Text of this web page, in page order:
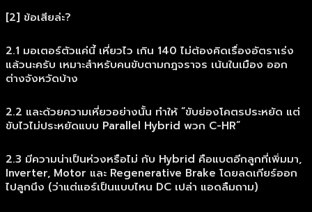
[2] ข้อเสียล่ะ?
2.1 มอเตอร์ตัวแค่นี้ เหี่ยวไว เกิน 140 ไม่ต้องคิดเรื่องอัตราเร่ง
แล้วนะครับ เหมาะสำหรับคนขับตามกฎจราจร เน้นในเมือง ออก
ต่างจังหวัดบ้าง
2.2 และด้วยความเหี่ยวอย่างนั้น ทำให้ “ขับย่องโคตรประหยัด แต่
ขับไวไม่ประหยัดแบบ Parallel Hybrid พวก C-HR”
2.3 มีความน่าเป็นห่วงหรือไม่ กับ Hybrid คือแบตอีกลูกที่เพิ่มมา,
Inverter, Motor และ Regenerative Brake โดยลดเกียร์ออก
ไปลูกนึง (ว่าแต่แอร์เป็นแบบไหน DC เปล่า แอดลืมถาม)